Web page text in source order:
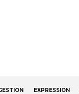
EXPRESSION